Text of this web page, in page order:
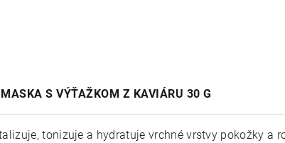
S VÝŤAŽKOM Z KAVIÁRU 30 G
tonizuje a hydratuje vrchné vrstvy pokožky a